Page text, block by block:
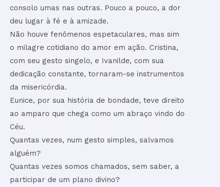
consolo umas nas outras. Pouco a pouco, a dor
deu lugar à fé e à amizade.
Não houve fenômenos espetaculares, mas sim
o milagre cotidiano do amor em ação. Cristina,
com seu gesto singelo, e Ivanilde, com sua
dedicação constante, tornaram-se instrumentos
da misericórdia.
Eunice, por sua história de bondade, teve direito
ao amparo que chega como um abraço vindo do
Céu.
Quantas vezes, num gesto simples, salvamos
alguém?
Quantas vezes somos chamados, sem saber, a
participar de um plano divino?